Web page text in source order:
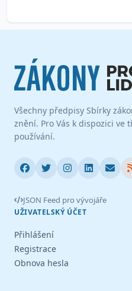
Všechny předpisy Sbírky
znění. Pro Vás k dispozici ve
používání.
JSON Feed pro vývojáře
UŽIVATELSKÝ ÚČET
Přihlášení
Registrace
Obnova hesla